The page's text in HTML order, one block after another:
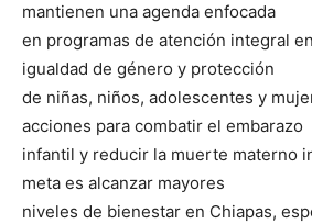
mantienen una agenda enfocada
en programas de atención integral
igualdad de género y protección
de niñas, niños, adolescentes y
acciones para combatir el embarazo
infantil y reducir la muerte materno
meta es alcanzar mayores
niveles de bienestar en Chiapas,